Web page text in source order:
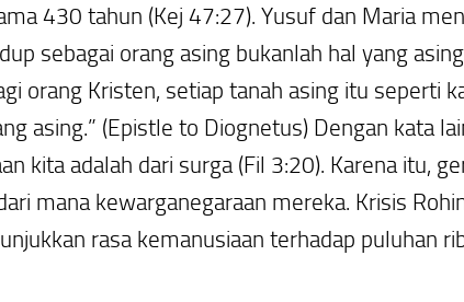
430 tahun (Kej 47:27). Yusuf dan Maria
sebagai orang asing bukanlah hal yang
orang Kristen, setiap tanah asing itu seperti
asing.” (Epistle to Diognetus) Dengan kata
kita adalah dari surga (Fil 3:20). Karena itu,
mana kewarganegaraan mereka. Krisis
rasa kemanusiaan terhadap puluhan